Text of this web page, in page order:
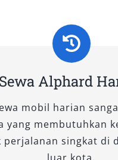
menjadikannya ideal
eksterior premium
Cocok untuk rental
dan tamu penting yang
kenyamanan
Alphard 2.5
Color)
Sewa Alphard
mobil harian
yang membutuhkan
perjalanan singkat di